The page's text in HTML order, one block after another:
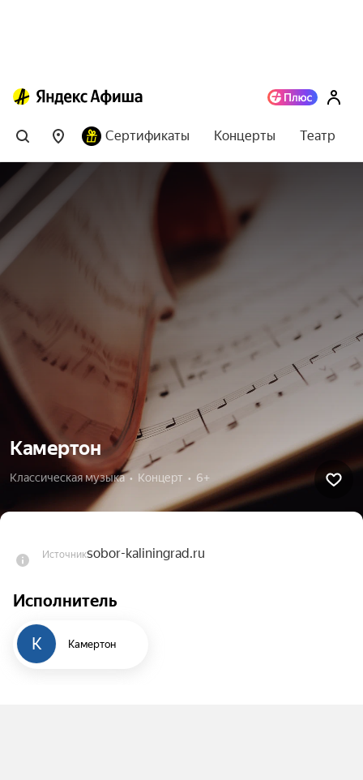
Сертификаты Концерты Театр
Камертон
Классическая музыка  •  Концерт  •  6+
Источникsobor-kaliningrad.ru
Исполнитель
К Камертон